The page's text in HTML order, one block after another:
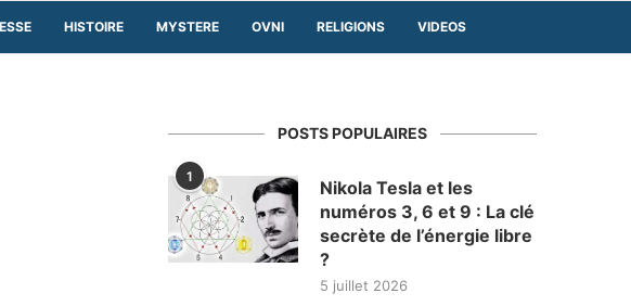
HISTOIRE MYSTERE OVNI RELIGIONS VIDEOS
POSTS POPULAIRES
1
Nikola Tesla et les
numéros 3, 6 et 9 : La clé
secrète de l’énergie libre
?
5 juillet 2026